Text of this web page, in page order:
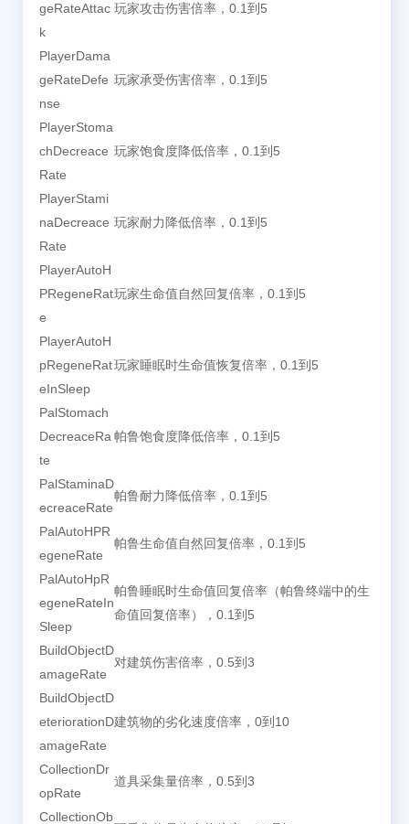
geRateAttac
k
玩家攻击伤害倍率，0.1到5
PlayerDama
geRateDefe
nse
玩家承受伤害倍率，0.1到5
PlayerStoma
chDecreace
Rate
玩家饱食度降低倍率，0.1到5
PlayerStami
naDecreace
Rate
玩家耐力降低倍率，0.1到5
PlayerAutoH
PRegeneRat
e
玩家生命值自然回复倍率，0.1到5
PlayerAutoH
pRegeneRat
eInSleep
玩家睡眠时生命值恢复倍率，0.1到5
PalStomach
DecreaceRa
te
帕鲁饱食度降低倍率，0.1到5
PalStaminaD
ecreaceRate
帕鲁耐力降低倍率，0.1到5
PalAutoHPR
egeneRate
帕鲁生命值自然回复倍率，0.1到5
PalAutoHpR
egeneRateIn
Sleep
帕鲁睡眠时生命值回复倍率（帕鲁终端中的生
命值回复倍率），0.1到5
BuildObjectD
amageRate
对建筑伤害倍率，0.5到3
BuildObjectD
eteriorationD
amageRate
建筑物的劣化速度倍率，0到10
CollectionDr
opRate
道具采集量倍率，0.5到3
CollectionOb